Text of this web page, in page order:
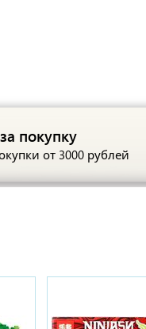
покупку
от 3000 рублей